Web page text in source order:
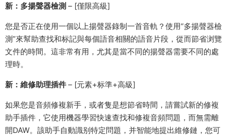
新：多揚聲器檢測 – [僅限高級]
您是否正在使用一個以上揚聲器錄制一首音軌？使用“多揚聲器檢
測”來幫助查找和标記與每個語音相關的語音片段，從而節省浏覽
文件的時間。這非常有用，尤其是當不同的揚聲器需要不同的處
理時。
新：維修助理插件 – [元素+标準+高級]
如果您是音頻修複新手，或者隻是想節省時間，請嘗試新的修複
助手插件，它使用機器學習快速查找和修複音頻問題，而無需離
開DAW。該助手自動識别特定問題，并智能地提出維修鏈，您可